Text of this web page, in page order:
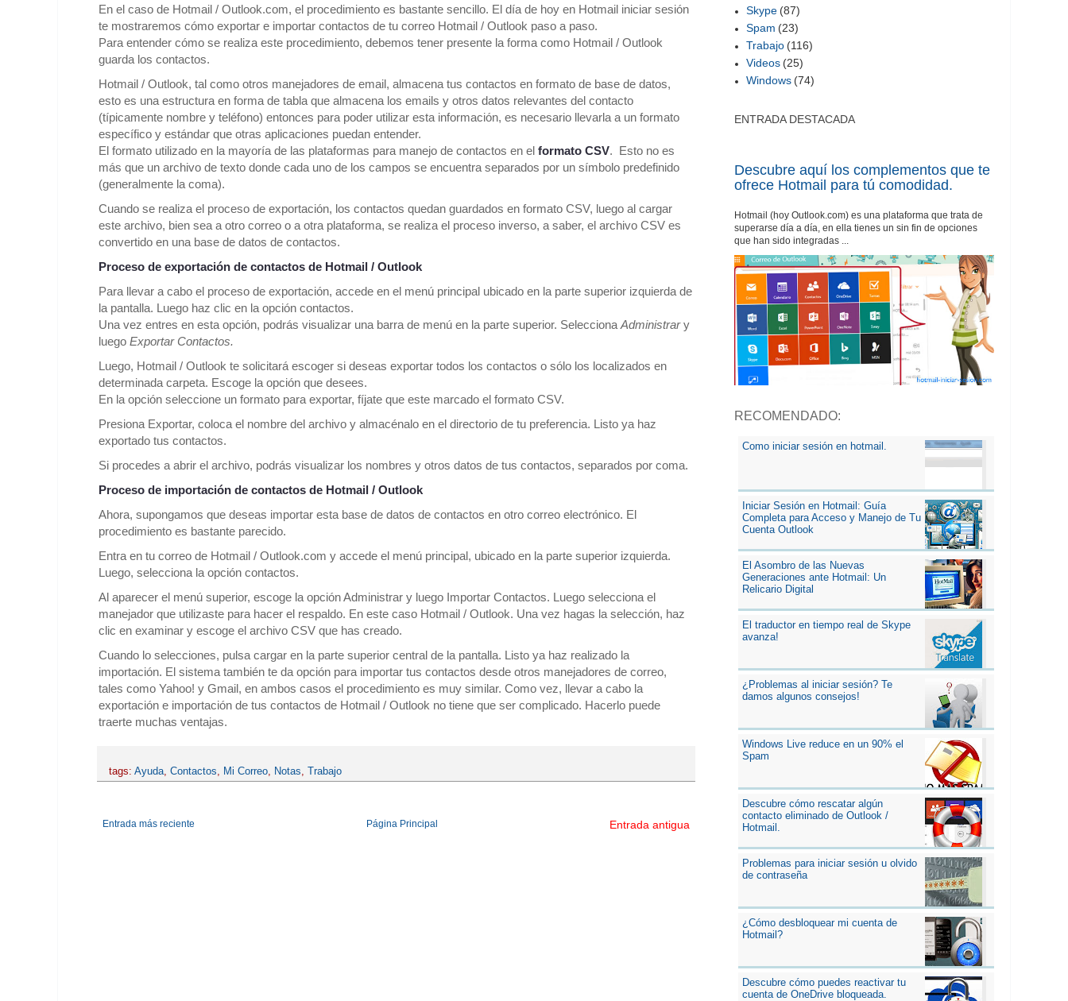
En el caso de Hotmail / Outlook.com, el procedimiento es bastante sencillo. El día de hoy en Hotmail iniciar sesión
te mostraremos cómo exportar e importar contactos de tu correo Hotmail / Outlook paso a paso.
Para entender cómo se realiza este procedimiento, debemos tener presente la forma como Hotmail / Outlook
guarda los contactos.
Hotmail / Outlook, tal como otros manejadores de email, almacena tus contactos en formato de base de datos,
esto es una estructura en forma de tabla que almacena los emails y otros datos relevantes del contacto
(típicamente nombre y teléfono) entonces para poder utilizar esta información, es necesario llevarla a un formato
específico y estándar que otras aplicaciones puedan entender.
El formato utilizado en la mayoría de las plataformas para manejo de contactos en el formato CSV. Esto no es
más que un archivo de texto donde cada uno de los campos se encuentra separados por un símbolo predefinido
(generalmente la coma).
Cuando se realiza el proceso de exportación, los contactos quedan guardados en formato CSV, luego al cargar
este archivo, bien sea a otro correo o a otra plataforma, se realiza el proceso inverso, a saber, el archivo CSV es
convertido en una base de datos de contactos.
Proceso de exportación de contactos de Hotmail / Outlook
Para llevar a cabo el proceso de exportación, accede en el menú principal ubicado en la parte superior izquierda de
la pantalla. Luego haz clic en la opción contactos.
Una vez entres en esta opción, podrás visualizar una barra de menú en la parte superior. Selecciona Administrary
luego Exportar Contactos.
Luego, Hotmail / Outlook te solicitará escoger si deseas exportar todos los contactos o sólo los localizados en
determinada carpeta. Escoge la opción que desees.
En la opción seleccione un formato para exportar, fíjate que este marcado el formato CSV.
Presiona Exportar, coloca el nombre del archivo y almacénalo en el directorio de tu preferencia. Listo ya haz
exportado tus contactos.
Si procedes a abrir el archivo, podrás visualizar los nombres y otros datos de tus contactos, separados por coma.
Proceso de importación de contactos de Hotmail / Outlook
Ahora, supongamos que deseas importar esta base de datos de contactos en otro correo electrónico. El
procedimiento es bastante parecido.
Entra en tu correo de Hotmail / Outlook.com y accede el menú principal, ubicado en la parte superior izquierda.
Luego, selecciona la opción contactos.
Al aparecer el menú superior, escoge la opción Administrar y luego Importar Contactos. Luego selecciona el
manejador que utilizaste para hacer el respaldo. En este caso Hotmail / Outlook. Una vez hagas la selección, haz
clic en examinar y escoge el archivo CSV que has creado.
Cuando lo selecciones, pulsa cargar en la parte superior central de la pantalla. Listo ya haz realizado la
importación. El sistema también te da opción para importar tus contactos desde otros manejadores de correo,
tales como Yahoo! y Gmail, en ambos casos el procedimiento es muy similar. Como vez, llevar a cabo la
exportación e importación de tus contactos de Hotmail / Outlook no tiene que ser complicado. Hacerlo puede
traerte muchas ventajas.
tags: Ayuda, Contactos, Mi Correo, Notas, Trabajo
Entrada más reciente Entrada antigua
Página Principal
Skype (87)
Spam (23)
Trabajo (116)
Videos (25)
Windows (74)
ENTRADA DESTACADA
Descubre aquí los complementos que te
ofrece Hotmail para tú comodidad.
Hotmail (hoy Outlook.com) es una plataforma que trata de
superarse día a día, en ella tienes un sin fin de opciones
que han sido integradas ...
RECOMENDADO:
Como iniciar sesión en hotmail.
Iniciar Sesión en Hotmail: Guía
Completa para Acceso y Manejo de Tu
Cuenta Outlook
El Asombro de las Nuevas
Generaciones ante Hotmail: Un
Relicario Digital
El traductor en tiempo real de Skype
avanza!
¿Problemas al iniciar sesión? Te
damos algunos consejos!
Windows Live reduce en un 90% el
Spam
Descubre cómo rescatar algún
contacto eliminado de Outlook /
Hotmail.
Problemas para iniciar sesión u olvido
de contraseña
¿Cómo desbloquear mi cuenta de
Hotmail?
Descubre cómo puedes reactivar tu
cuenta de OneDrive bloqueada.